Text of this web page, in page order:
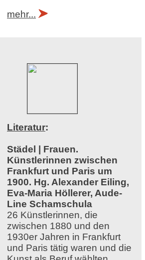
mehr...
Literatur:
Städel | Frauen.
Künstlerinnen zwischen
Frankfurt und Paris um
1900. Hg. Alexander Eiling,
Eva-Maria Höllerer, Aude-
Line Schamschula
26 Künstlerinnen, die
zwischen 1880 und den
1930er Jahren in Frankfurt
und Paris tätig waren und die